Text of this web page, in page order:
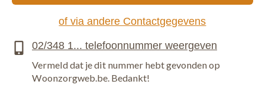
of via andere Contactgegevens
Vermeld dat je dit nummer hebt gevonden op
Woonzorgweb.be. Bedankt!